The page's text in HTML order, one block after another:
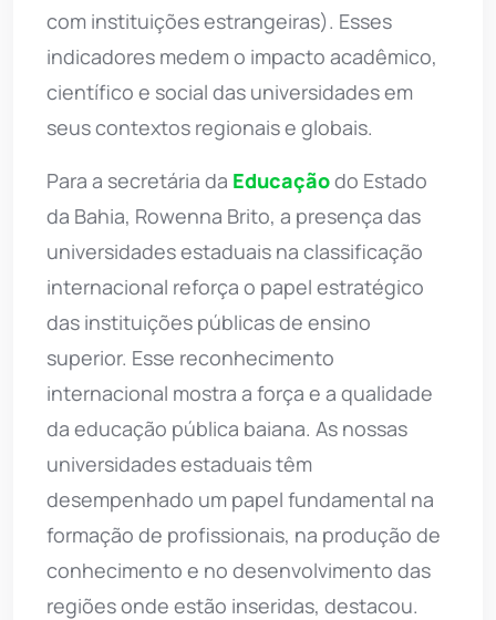
com instituições estrangeiras). Esses
indicadores medem o impacto acadêmico,
científico e social das universidades em
seus contextos regionais e globais.
Para a secretária da Educaçãodo Estado
da Bahia, Rowenna Brito, a presença das
universidades estaduais na classificação
internacional reforça o papel estratégico
das instituições públicas de ensino
superior. Esse reconhecimento
internacional mostra a força e a qualidade
da educação pública baiana. As nossas
universidades estaduais têm
desempenhado um papel fundamental na
formação de profissionais, na produção de
conhecimento e no desenvolvimento das
regiões onde estão inseridas, destacou.